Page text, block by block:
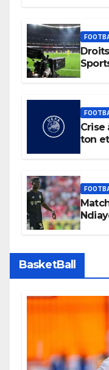
Crise
ton
BasketBall